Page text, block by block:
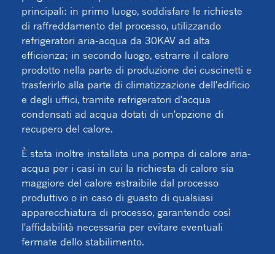
principali: in primo luogo, soddisfare le richieste
di raffreddamento del processo, utilizzando
refrigeratori aria-acqua da 30KAV ad alta
efficienza; in secondo luogo, estrarre il calore
prodotto nella parte di produzione dei cuscinetti e
trasferirlo alla parte di climatizzazione dell'edificio
e degli uffici, tramite refrigeratori d'acqua
condensati ad acqua dotati di un'opzione di
recupero del calore.
È stata inoltre installata una pompa di calore aria-
acqua per i casi in cui la richiesta di calore sia
maggiore del calore estraibile dal processo
produttivo o in caso di guasto di qualsiasi
apparecchiatura di processo, garantendo così
l'affidabilità necessaria per evitare eventuali
fermate dello stabilimento.